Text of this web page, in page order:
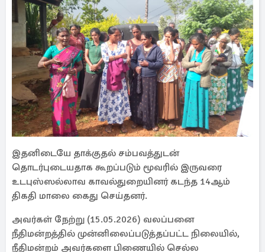
இதனிடையே தாக்குதல் சம்பவத்துடன்
தொடர்புடையதாக கூறப்படும் மூவரில் இருவரை
உடபுஸ்ஸல்லாவ காவல்துறையினர் கடந்த 14ஆம்
திகதி மாலை கைது செய்தனர்.
அவர்கள் நேற்று (15.05.2026) வலப்பனை
நீதிமன்றத்தில் முன்னிலைப்படுத்தப்பட்ட நிலையில்,
நீதிமன்றம் அவர்களை பிணையில் செல்ல